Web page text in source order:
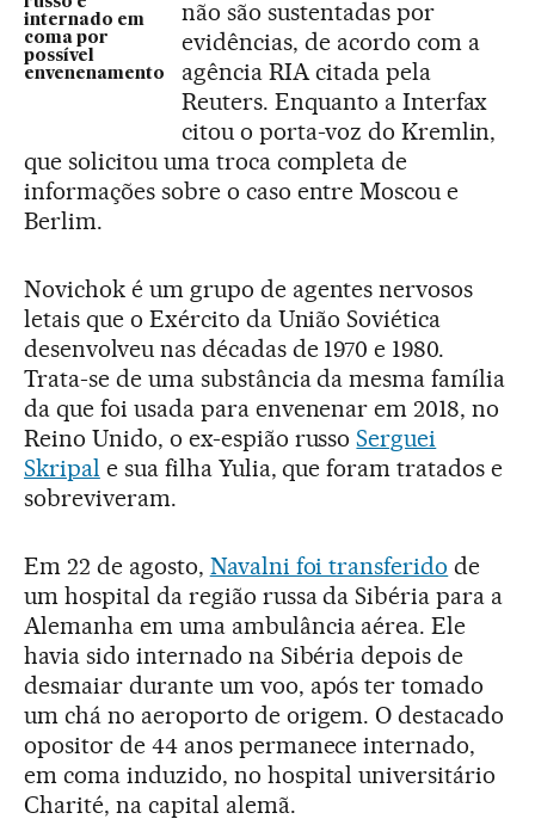
internado em
coma por
possível
envenenamento
não são sustentadas por
evidências, de acordo com a
agência RIA citada pela
Reuters. Enquanto a Interfax
citou o porta-voz do Kremlin,
que solicitou uma troca completa de
informações sobre o caso entre Moscou e
Berlim.
Novichok é um grupo de agentes nervosos
letais que o Exército da União Soviética
desenvolveu nas décadas de 1970 e 1980.
Trata-se de uma substância da mesma família
da que foi usada para envenenar em 2018, no
Reino Unido, o ex-espião russoSerguei
Skripal e sua filha Yulia, que foram tratados e
sobreviveram.
Em 22 de agosto, Navalni foi transferido de
um hospital da região russa da Sibéria para a
Alemanha em uma ambulância aérea. Ele
havia sido internado na Sibéria depois de
desmaiar durante um voo, após ter tomado
um chá no aeroporto de origem. O destacado
opositor de 44 anos permanece internado,
em coma induzido, no hospital universitário
Charité, na capital alemã.